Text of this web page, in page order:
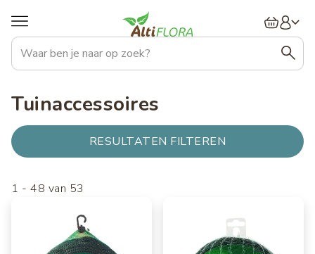
en
naar
gaan
Hoofdnavigatie
Tuinaccessoires
RESULTATEN FILTEREN
1 - 48 van 53